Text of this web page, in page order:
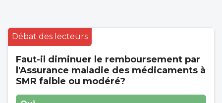
Débat des lecteurs
Faut-il diminuer le remboursement par
l'Assurance maladie des médicaments à
SMR faible ou modéré?